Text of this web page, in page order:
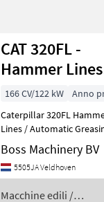
CAT 320FL -
Hammer
Automatic
Greasing
166 CV/122 kW Anno
Caterpillar 320FL
Lines / Automatic
Year: 2017 Reference
number: BM007609 Hours:
4.650 Type 320FL Location
Certificate: CE +
Boss Machinery BV
5505JA Veldhoven
Macchine edili /